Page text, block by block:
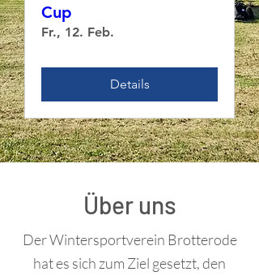
Cup
Fr., 12. Feb.
Details
Über uns
Der Wintersportverein Brotterode
hat es sich zum Ziel gesetzt, den